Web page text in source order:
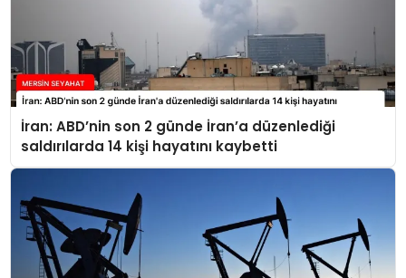
İran: ABD’nin son 2 günde İran’a düzenlediği
saldırılarda 14 kişi hayatını kaybetti